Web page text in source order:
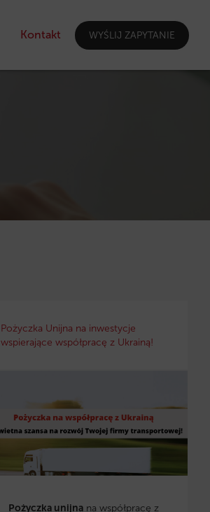
Kontakt WYŚLIJ ZAPYTANIE
Pożyczka Unijna na inwestycje
wspierające współpracę z Ukrainą!
Pożyczka unijnana współpracę z